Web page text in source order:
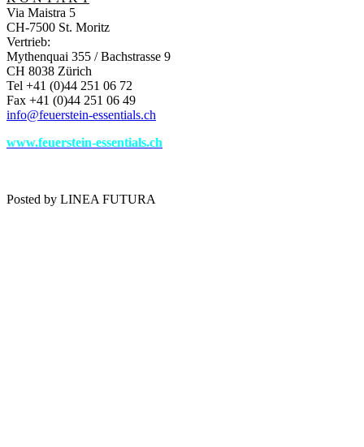
Via Maistra 5
CH-7500 St. Moritz
Vertrieb:
Mythenquai 355 / Bachstrasse 9
CH 8038 Zürich
Tel +41 (0)44 251 06 72
Fax +41 (0)44 251 06 49
info@feuerstein-essentials.ch
www.feuerstein-essentials.ch
Posted by LINEA FUTURA